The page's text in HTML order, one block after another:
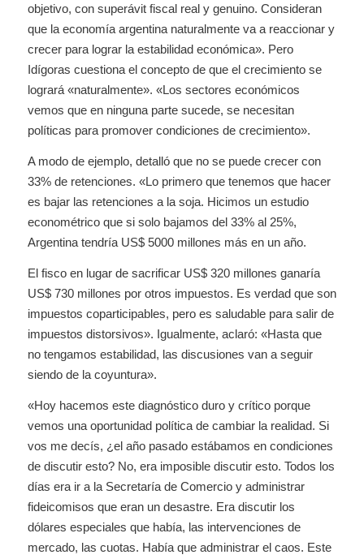
objetivo, con superávit fiscal real y genuino. Consideran
que la economía argentina naturalmente va a reaccionar y
crecer para lograr la estabilidad económica». Pero
Idígoras cuestiona el concepto de que el crecimiento se
logrará «naturalmente». «Los sectores económicos
vemos que en ninguna parte sucede, se necesitan
políticas para promover condiciones de crecimiento».
A modo de ejemplo, detalló que no se puede crecer con
33% de retenciones. «Lo primero que tenemos que hacer
es bajar las retenciones a la soja. Hicimos un estudio
econométrico que si solo bajamos del 33% al 25%,
Argentina tendría US$ 5000 millones más en un año.
El fisco en lugar de sacrificar US$ 320 millones ganaría
US$ 730 millones por otros impuestos. Es verdad que son
impuestos coparticipables, pero es saludable para salir de
impuestos distorsivos». Igualmente, aclaró: «Hasta que
no tengamos estabilidad, las discusiones van a seguir
siendo de la coyuntura».
«Hoy hacemos este diagnóstico duro y crítico porque
vemos una oportunidad política de cambiar la realidad. Si
vos me decís, ¿el año pasado estábamos en condiciones
de discutir esto? No, era imposible discutir esto. Todos los
días era ir a la Secretaría de Comercio y administrar
fideicomisos que eran un desastre. Era discutir los
dólares especiales que había, las intervenciones de
mercado, las cuotas. Había que administrar el caos. Este